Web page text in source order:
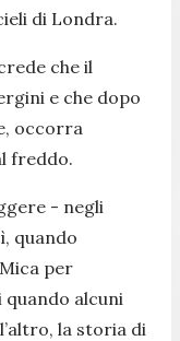
di Londra.
che il
e che dopo
occorra
freddo.
- negli
quando
per
alcuni
la storia di